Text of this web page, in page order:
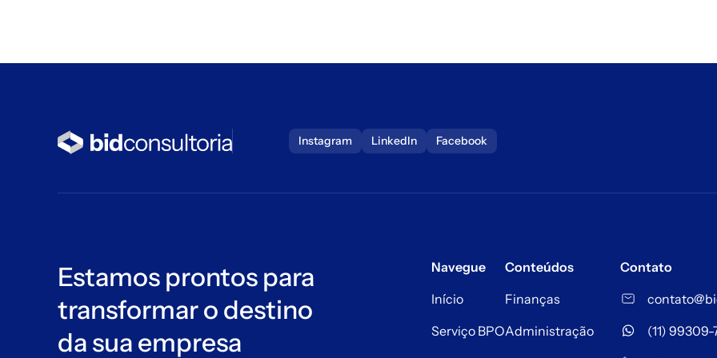
Instagram LinkedIn Facebook
Estamos prontos para
transformar o destino
da sua empresa
Navegue
Início
Serviço BPO
Conteúdos
Finanças
Administração
Contato
(11)